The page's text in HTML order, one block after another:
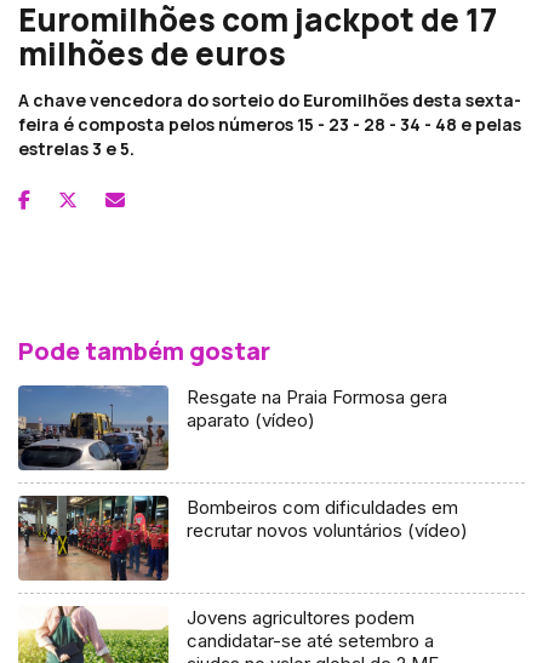
Euromilhões com jackpot de 17
milhões de euros
A chave vencedora do sorteio do Euromilhões desta sexta-
feira é composta pelos números 15 - 23 - 28 - 34 - 48 e pelas
estrelas 3 e 5.
Pode também gostar
Resgate na Praia Formosa gera
aparato (vídeo)
Bombeiros com dificuldades em
recrutar novos voluntários (vídeo)
Jovens agricultores podem
candidatar-se até setembro a